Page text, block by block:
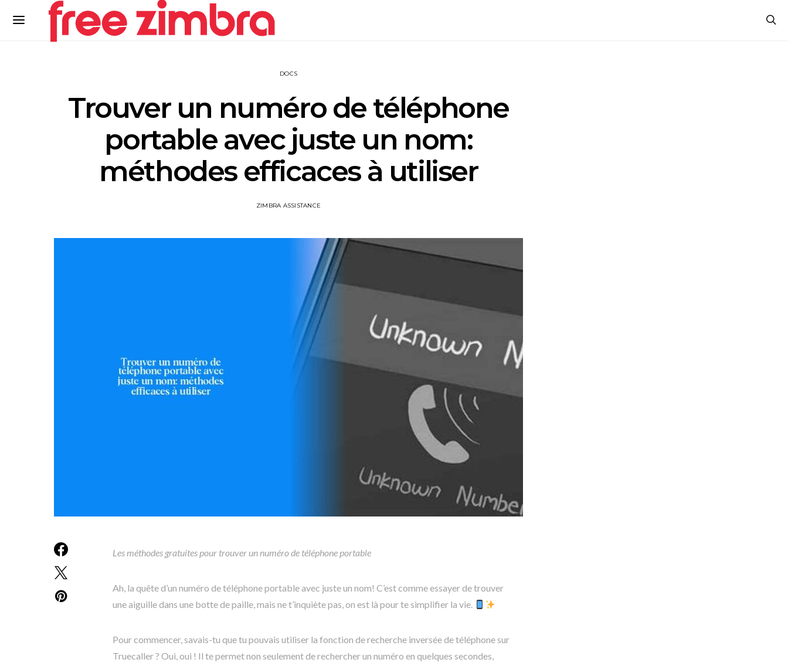
DOCS
Trouver un numéro de téléphone
portable avec juste un nom:
méthodes efficaces à utiliser
ZIMBRA ASSISTANCE
Les méthodes gratuites pour trouver un numéro de téléphone portable
Ah, la quête d’un numéro de téléphone portable avec juste un nom! C’est comme essayer de trouver
une aiguille dans une botte de paille, mais ne t’inquiète pas, on est là pour te simplifier la vie.
Pour commencer, savais-tu que tu pouvais utiliser la fonction de recherche inversée de téléphone sur
Truecaller ? Oui, oui ! Il te permet non seulement de rechercher un numéro en quelques secondes,